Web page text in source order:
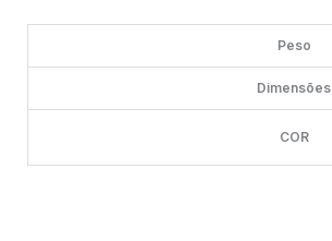
Peso
Dimensões
COR